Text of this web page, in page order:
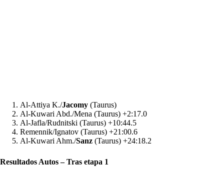
Al-Attiya K./Jacomy (Taurus)
Al-Kuwari Abd./Mena (Taurus) +2:17.0
Al-Jafla/Rudnitski (Taurus) +10:44.5
Remennik/Ignatov (Taurus) +21:00.6
Al-Kuwari Ahm./Sanz (Taurus) +24:18.2
Resultados Autos – Tras etapa 1